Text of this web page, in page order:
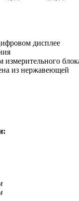
дисплее
из нержавеющей